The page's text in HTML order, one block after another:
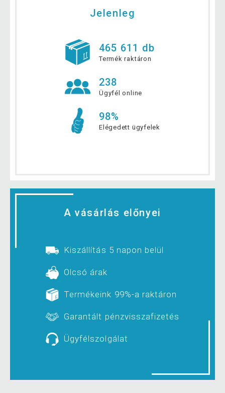
Jelenleg
465 611 db
Termék raktáron
238
Ügyfél online
98%
Elégedett ügyfelek
A vásárlás előnyei
Kiszállítás 5 napon belül
Olcsó árak
Termékeink 99%-a raktáron
Garantált pénzvisszafizetés
Ügyfélszolgálat